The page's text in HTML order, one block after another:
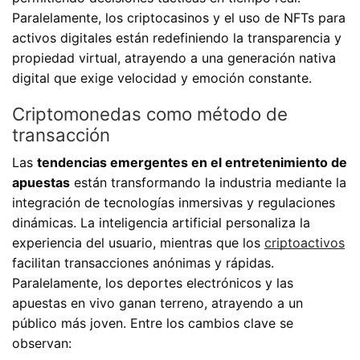
Paralelamente, los criptocasinos y el uso de NFTs para
activos digitales están redefiniendo la transparencia y
propiedad virtual, atrayendo a una generación nativa
digital que exige velocidad y emoción constante.
Criptomonedas como método de
transacción
Las tendencias emergentes en el entretenimiento de
apuestas están transformando la industria mediante la
integración de tecnologías inmersivas y regulaciones
dinámicas. La inteligencia artificial personaliza la
experiencia del usuario, mientras que los criptoactivos
facilitan transacciones anónimas y rápidas.
Paralelamente, los deportes electrónicos y las
apuestas en vivo ganan terreno, atrayendo a un
público más joven. Entre los cambios clave se
observan: